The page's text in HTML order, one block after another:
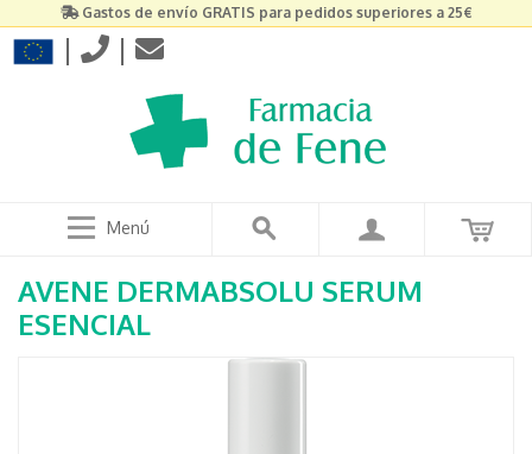
Gastos de envío GRATIS para pedidos superiores a 25€
| |
Menú
AVENE DERMABSOLU SERUM
ESENCIAL